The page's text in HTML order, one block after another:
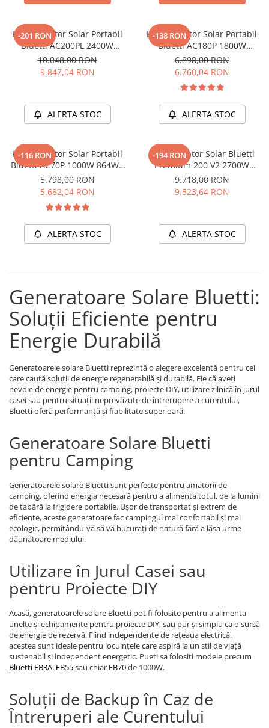
Componente sisteme de balcon
-201 RON
Kit Generator Solar Portabil
Bluetti AC200PL 2400W
2304Wh cu panou 200W
10.048,00 RON
9.847,04 RON
ALERTA STOC
-138 RON
Kit Generator Solar Portabil
Bluetti AC180P 1800W
1440Wh LifePO4 cu panou
200W
6.898,00 RON
6.760,04 RON
ALERTA STOC
-116 RON
Kit Generator Solar Portabil
Bluetti AC70P 1000W 864Wh
LifePO4 + panou 200W
5.798,00 RON
5.682,04 RON
ALERTA STOC
-194 RON
Kit Generator Solar Bluetti
Premium 200 V2 2700W
2074Wh + panou 200W
9.718,00 RON
9.523,64 RON
ALERTA STOC
Generatoare Solare Bluetti:
Soluții Eficiente pentru
Energie Durabilă
Generatoarele solare Bluetti reprezintă o alegere excelentă pentru cei
care caută soluții de energie regenerabilă și durabilă. Fie că aveți
nevoie de energie pentru camping, proiecte DIY, utilizare zilnică în jurul
casei sau pentru situații neprevăzute de întrerupere a curentului,
Bluetti oferă performanță și fiabilitate superioară.
Generatoare Solare Bluetti
pentru Camping
Generatoarele solare Bluetti sunt perfecte pentru amatorii de
camping, oferind energia necesară pentru a alimenta totul, de la lumini
de tabără la frigidere portabile. Ușor de transportat și extrem de
eficiente, aceste generatoare fac campingul mai confortabil și mai
ecologic, permițându-vă să vă bucurați de natură fără a lăsa urme
dăunătoare mediului.
Utilizare în Jurul Casei sau
pentru Proiecte DIY
Acasă, generatoarele solare Bluetti pot fi folosite pentru a alimenta
unelte și echipamente pentru proiecte DIY, sau pur și simplu ca o sursă
de energie de rezervă. Fiind independente de rețeaua electrică,
acestea sunt ideale pentru locuințele care aspiră la un stil de viață
sustenabil și independent energetic. Pueti sa folositi modele precum
Bluetti EB3A, EB55sau chiar EB70de 1000W.
Soluții de Backup în Caz de
Întreruperi ale Curentului